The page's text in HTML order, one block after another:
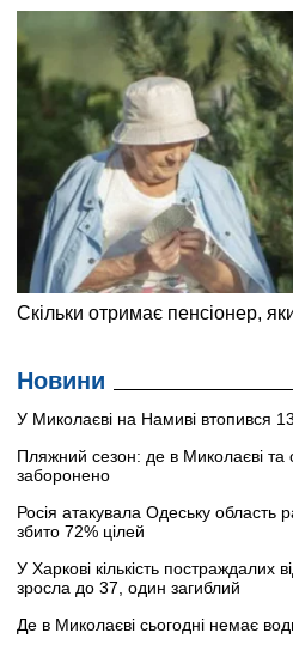
Новини
У Миколаєві на Намиві втопився
Пляжний сезон: де в Миколаєві та
заборонено
Росія атакувала Одеську область
збито 72% цілей
У Харкові кількість постраждалих
зросла до 37, один загиблий
Де в Миколаєві сьогодні немає